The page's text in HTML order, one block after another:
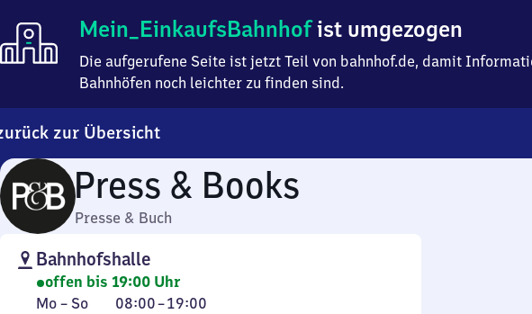
Mein
Einkaufsbahnhof
ist
umgezogen
Mein_EinkaufsBahnhofist umgezogen
Die aufgerufene Seite ist jetzt Teil von bahnhof.de, damit
Bahnhöfen noch leichter zu finden sind.
zur Übersicht
Press & Books
Presse & Buch
Bahnhofshalle
offen bis 19:00 Uhr
Montag
Mo – So,
08:00–19:00
Von